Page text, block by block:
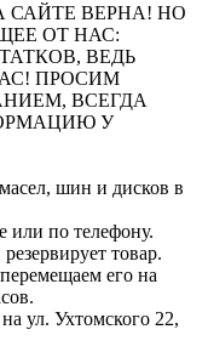
САЙТЕ ВЕРНА! НО
ОТ НАС:
ВЕДЬ
ПРОСИМ
ВСЕГДА
У
шин и дисков в
или по телефону.
товар.
его на
ул. Ухтомского 22,